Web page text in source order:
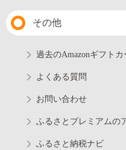
その他
過去のAmazonギフト
よくある質問
お問い合わせ
ふるさとプレミアムの
ふるさと納税ナビ